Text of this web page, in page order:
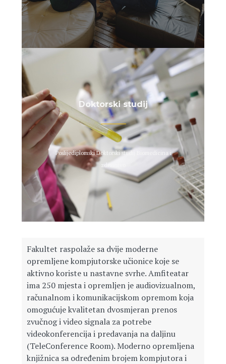
Doktorski studij
Poslijediplomski Doktorski studij Biomedicina i
zdravstvo
Fakultet raspolaže sa dvije moderne
opremljene kompjutorske učionice koje se
aktivno koriste u nastavne svrhe. Amfiteatar
ima 250 mjesta i opremljen je audiovizualnom,
računalnom i komunikacijskom opremom koja
omogućuje kvalitetan dvosmjeran prenos
zvučnog i video signala za potrebe
videokonferencija i predavanja na daljinu
(TeleConference Room). Moderno opremljena
knjižnica sa određenim brojem kompjutora i